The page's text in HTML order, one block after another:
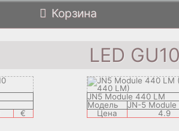
Корзина
LED
€
JN5 Module 440 LM
Модель
JN-5 Module
Цена
4.9